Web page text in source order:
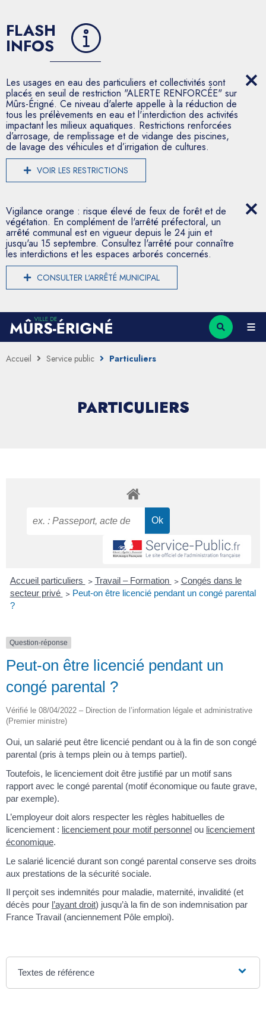
FLASH
INFOS
Les usages en eau des particuliers et collectivités sont
placés en seuil de restriction "ALERTE RENFORCÉE" sur
Mûrs-Érigné. Ce niveau d'alerte appelle à la réduction de
tous les prélèvements en eau et l'interdiction des activités
impactant les milieux aquatiques. Restrictions renforcées
d’arrosage, de remplissage et de vidange des piscines,
de lavage des véhicules et d’irrigation de cultures.
VOIR LES RESTRICTIONS
Vigilance orange : risque élevé de feux de forêt et de
végétation. En complément de l'arrêté préfectoral, un
arrêté communal est en vigueur depuis le 24 juin et
jusqu'au 15 septembre. Consultez l'arrêté pour connaître
les interdictions et les espaces arborés concernés.
CONSULTER L'ARRÊTÉ MUNICIPAL
Accueil Service public Particuliers
PARTICULIERS
Accueil particuliers > Travail – Formation > Congés dans le
secteur privé > Peut-on être licencié pendant un congé parental
?
Question-réponse
Peut-on être licencié pendant un
congé parental ?
Vérifié le 08/04/2022 – Direction de l’information légale et administrative
(Premier ministre)
Oui, un salarié peut être licencié pendant ou à la fin de son congé
parental (pris à temps plein ou à temps partiel).
Toutefois, le licenciement doit être justifié par un motif sans
rapport avec le congé parental (motif économique ou faute grave,
par exemple).
L’employeur doit alors respecter les règles habituelles de
licenciement : licenciement pour motif personnel ou licenciement
économique.
Le salarié licencié durant son congé parental conserve ses droits
aux prestations de la sécurité sociale.
Il perçoit ses indemnités pour maladie, maternité, invalidité (et
décès pour l’ayant droit) jusqu’à la fin de son indemnisation par
France Travail (anciennement Pôle emploi).
Textes de référence